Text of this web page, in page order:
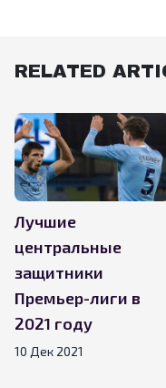
RELATED
Лучшие
центральные
защитники
Премьер-лиги в
2021 году
10 Дек 2021